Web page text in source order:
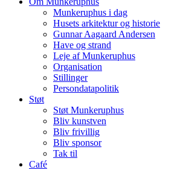
Munkeruphus i dag
Husets arkitektur og historie
Gunnar Aagaard Andersen
Have og strand
Leje af Munkeruphus
Organisation
Stillinger
Persondatapolitik
Støt
Støt Munkeruphus
Bliv kunstven
Bliv frivillig
Bliv sponsor
Tak til
Café